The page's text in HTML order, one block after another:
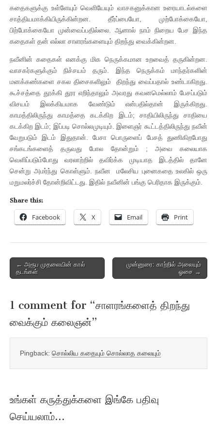
கதைகளுக்கு உள்ளேயும் வெளியேயும் வாசகனுக்கான உரையாடல்களை
சாத்தியமாக்கியிருக்கின்றன. தீர்ப்பையோ, முற்போக்கையோ,
பிற்போக்கையோ முன்வைப்பதில்லை. ஆனால் நாம் நிறைய பேச இந்த
கதைகள் தன் எல்லா சாளரங்களையும் திறந்து வைக்கின்றன.
நவீனின் கதைகள் எனக்கு மிக நெருக்கமான உறவைத் தருகின்றன.
வாசகர்களுக்கும் நிச்சயம் தரும். இந்த நெருக்கம் மாந்தர்களின்
மனக்கண்களை சகல திசைகளிலும் திறந்து வைப்பதால் உண்டாகிறது.
கூச்சத்தை தூக்கி தூர எறிந்தாலும் அவரது கவனமெல்லாம் பேசப்படும்
விசயம் இலக்கியமாக வேண்டும் என்பதில்தான் இருக்கிறது.
காமத்திலிருந்து காமத்தை கடக்கிற இடம்; சாதியிலிருந்து சாதியை
கடக்கிற இடம்; இப்படி சொல்லமுடியும். இளைஞர் கூட்டத்திலிருந்து நவீன்
வேறுபடும் இடம் இதுதான். பேசா பொருளைப் பேசத் துணிகிறபோது
சங்கடங்களைத் தருவது போல தோன்றும் ; அவை கலையாக
வெளிப்படும்போது வரலாற்றில் தவிர்க்க முடியாத இடத்தில் தானே
சென்று அமர்ந்து கொள்ளும். நவீன மலேசிய புனைகதை உலகில் ஒரு
மறுமலர்ச்சி தோன்றிவிட்டது. இதில் நவீனின் பங்கு பெரிதாக இருக்கும்.
Share this:
Facebook X Email Print
Post
navigation
← அரூப முதலையின் கால்
தடங்கள்
முன்னுரை: காற்றில் அலையும்
ஓசை →
1 comment for “சாளரங்களைத் திறந்து
வைக்கும் கலைஞன்”
Pingback: சொல்லிய கதையும் சொல்லாத கலையும்
உங்கள் கருத்துக்களை இங்கே பதிவு
செய்யலாம்...